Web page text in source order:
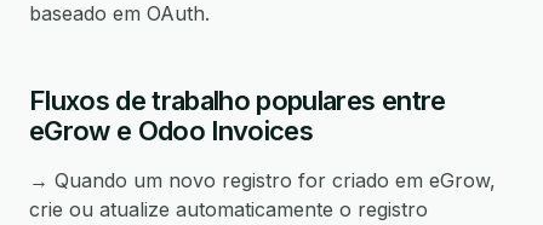
baseado em OAuth.
Fluxos de trabalho populares entre
eGrow e Odoo Invoices
→ Quando um novo registro for criado em eGrow,
crie ou atualize automaticamente o registro